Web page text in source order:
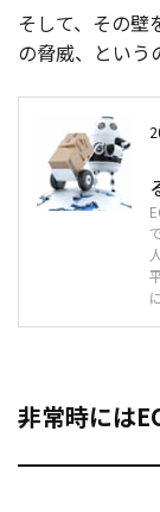
そして、その壁
の脅威、という
非常時には